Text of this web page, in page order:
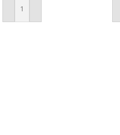
Sepete Ekle